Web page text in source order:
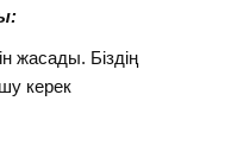
жасады. Бiздiң
керек